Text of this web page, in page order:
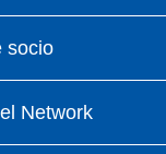
socio
Network